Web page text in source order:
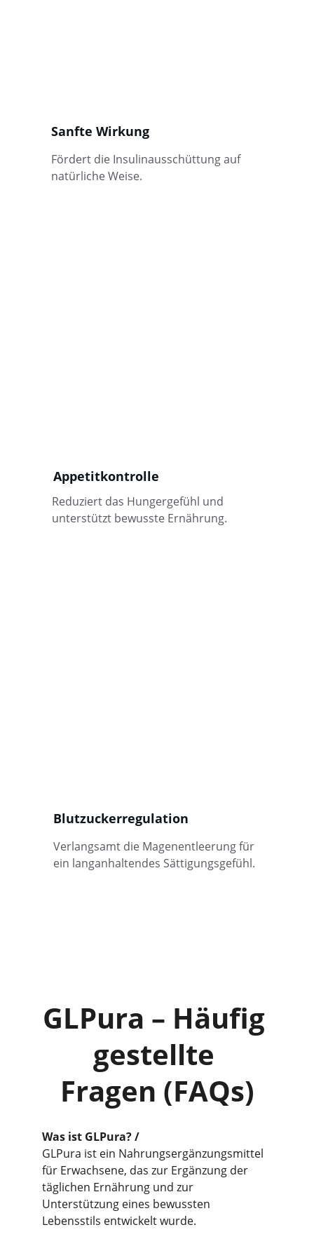
Sanfte Wirkung
Fördert die Insulinausschüttung auf
natürliche Weise.
Appetitkontrolle
Reduziert das Hungergefühl und
unterstützt bewusste Ernährung.
Verlangsamt die Magenentleerung für
ein langanhaltendes Sättigungsgefühl.
Blutzuckerregulation
GLPura – Häufig
gestellte
Fragen (FAQs)
Was ist GLPura? /
GLPura ist ein Nahrungsergänzungsmittel
für Erwachsene, das zur Ergänzung der
täglichen Ernährung und zur
Unterstützung eines bewussten
Lebensstils entwickelt wurde.